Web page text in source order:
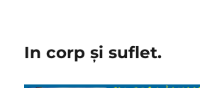
In corp și suflet.